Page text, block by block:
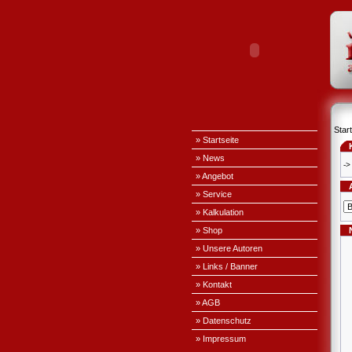
» Startseite
» News
» Angebot
» Service
» Kalkulation
» Shop
» Unsere Autoren
» Links / Banner
» Kontakt
» AGB
» Datenschutz
» Impressum
->